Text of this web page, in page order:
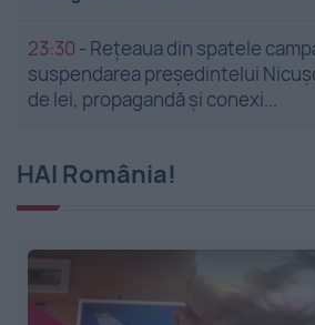
23:30 - Rețeaua din spatele
suspendarea președintelui
de lei, propagandă și conexi...
HAI România!